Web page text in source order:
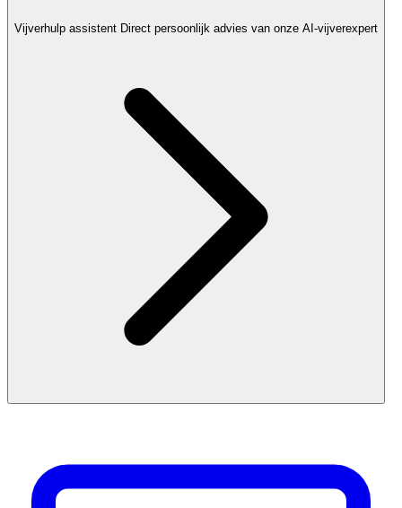
Vijverhulp assistent Direct persoonlijk advies van onze AI-vijverexpert